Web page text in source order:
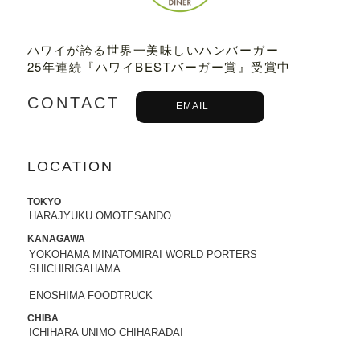
DY'S BIGGER BURGERS表参道店が紹介
されました。
2022.09.21
主婦と生活社「
JUNON 2022年11月号
されました。
日之出出版「Fine 2022年10月号
テディーズビガーバーガー原宿表参道店
が紹介されました。
9/7から9/12まで、大丸札幌店＜アロ！ハ
URGERSが期間限定でOPENします。
ハワイが誇る世界一美味しいハンバーガー
25年連続『ハワイBESTバーガー賞』受賞中
CONTACT EMAIL
LOCATION
TOKYO
HARAJYUKU OMOTESANDO
KANAGAWA
YOKOHAMA MINATOMIRAI WORLD PORTERS
SHICHIRIGAHAMA
ENOSHIMA FOODTRUCK
CHIBA
ICHIHARA UNIMO CHIHARADAI